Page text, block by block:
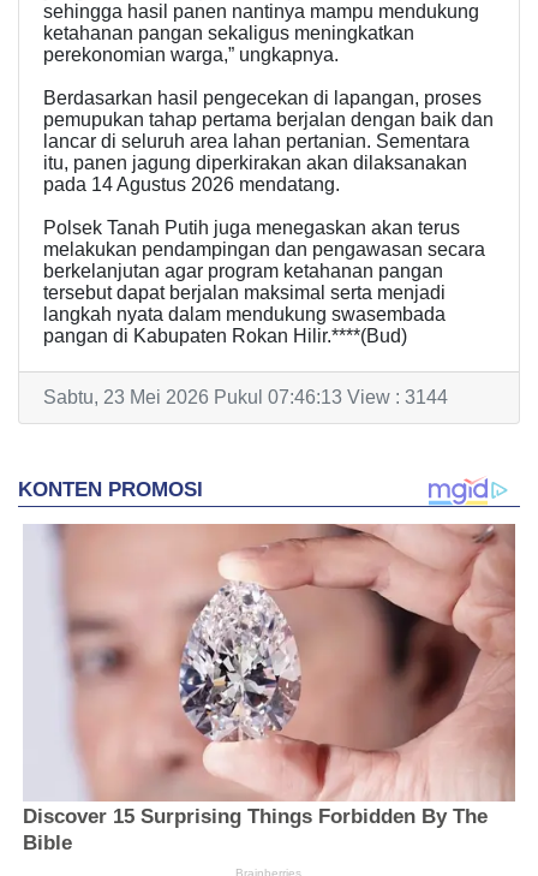
sehingga hasil panen nantinya mampu mendukung
ketahanan pangan sekaligus meningkatkan
perekonomian warga,” ungkapnya.
Berdasarkan hasil pengecekan di lapangan, proses
pemupukan tahap pertama berjalan dengan baik dan
lancar di seluruh area lahan pertanian. Sementara
itu, panen jagung diperkirakan akan dilaksanakan
pada 14 Agustus 2026 mendatang.
Polsek Tanah Putih juga menegaskan akan terus
melakukan pendampingan dan pengawasan secara
berkelanjutan agar program ketahanan pangan
tersebut dapat berjalan maksimal serta menjadi
langkah nyata dalam mendukung swasembada
pangan di Kabupaten Rokan Hilir.****(Bud)
Sabtu, 23 Mei 2026 Pukul 07:46:13 View : 3144